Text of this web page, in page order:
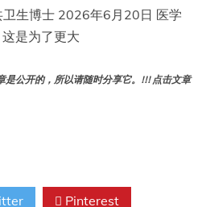
卫生博士 2026年6月20日 医学
是为了更大
是公开的，所以请随时分享它。!!! 点击文章
Pinterest